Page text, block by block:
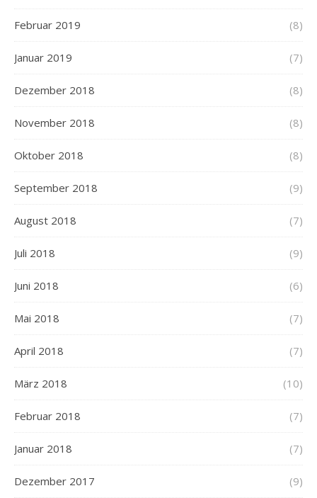
Februar 2019 (8)
Januar 2019 (7)
Dezember 2018 (8)
November 2018 (8)
Oktober 2018 (8)
September 2018 (9)
August 2018 (7)
Juli 2018 (9)
Juni 2018 (6)
Mai 2018 (7)
April 2018 (7)
März 2018 (10)
Februar 2018 (7)
Januar 2018 (7)
Dezember 2017 (9)